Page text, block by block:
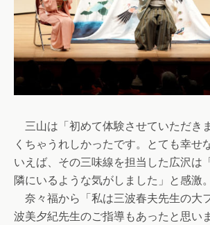
三山は「初めて体験させていただき
くちゃうれしかったです。とても幸せ
いえば、その三味線を担当した広沢は
隣にいるような気がしました」と感激。
奈々福から「私は三波春夫先生の大
波美夕紀先生のご指導もあったと思い